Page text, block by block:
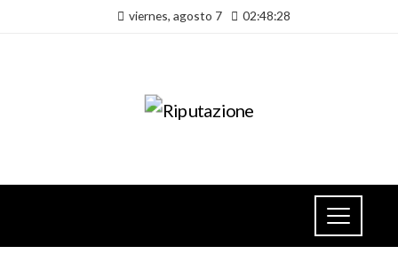
viernes, agosto 7 02:48:28